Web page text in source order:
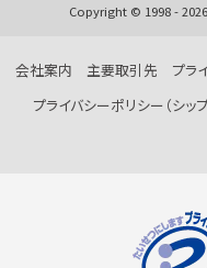
Copyright © 1998 -2026
会社案内 主要取引先
プラ
プライバシーポリシー（シップ